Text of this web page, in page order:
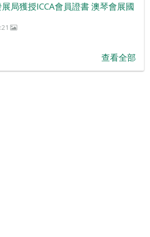
局獲授ICCA會員證書 澳琴會展國
查看全部